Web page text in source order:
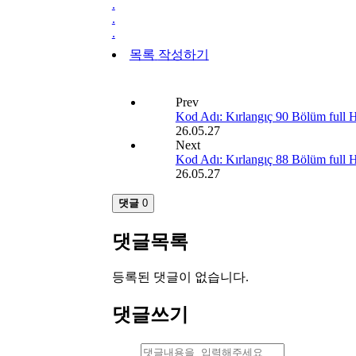
.
.
.
목록 작성하기
Prev
Kod Adı: Kırlangıç 90 Bölüm full
26.05.27
Next
Kod Adı: Kırlangıç 88 Bölüm full
26.05.27
댓글0
댓글목록
등록된 댓글이 없습니다.
댓글쓰기